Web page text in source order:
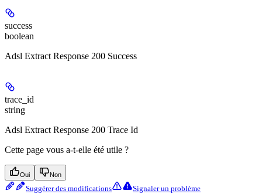
success
boolean
Adsl Extract Response 200 Success
trace_id
string
Adsl Extract Response 200 Trace Id
Cette page vous a-t-elle été utile ?
Oui Non
Suggérer des modifications Signaler un problème